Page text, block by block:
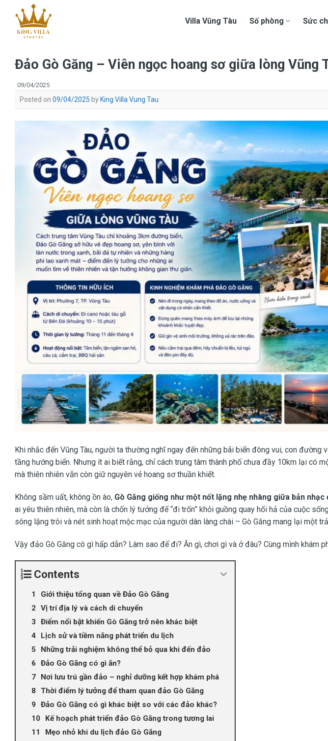
content
Villa Vũng Tàu Số phòng Sức
Đảo Gò Găng – Viên ngọc hoang sơ giữa lòng Vũng
09/04/2025
Posted on 09/04/2025 byKing Villa Vung Tau
Khi nhắc đến Vũng Tàu, người ta thường nghĩ ngay đến những bãi biển đông vui, con đường
tầng hướng biển. Nhưng ít ai biết rằng, chỉ cách trung tâm thành phố chưa đầy 10km lại có
mà thiên nhiên vẫn còn giữ nguyên vẻ hoang sơ thuần khiết.
Không sầm uất, không ồn ào, Gò Găng giống như một nốt lặng nhẹ nhàng giữa bản nhạc
ai yêu thiên nhiên, mà còn là chốn lý tưởng để “đi trốn” khỏi guồng quay hối hả của cuộc
sông lặng trôi và nét sinh hoạt mộc mạc của người dân làng chài – Gò Găng mang lại một
Vậy đảo Gò Găng có gì hấp dẫn? Làm sao để đi? Ăn gì, chơi gì và ở đâu? Cùng mình khám
Contents
Giới thiệu tổng quan về Đảo Gò Găng
Vị trí địa lý và cách di chuyển
Điểm nổi bật khiến Gò Găng trở nên khác biệt
Lịch sử và tiềm năng phát triển du lịch
Những trải nghiệm không thể bỏ qua khi đến đảo
Đảo Gò Găng có gì ăn?
Nơi lưu trú gần đảo – nghỉ dưỡng kết hợp khám phá
Thời điểm lý tưởng để tham quan đảo Gò Găng
Đảo Gò Găng có gì khác biệt so với các đảo khác?
Kế hoạch phát triển đảo Gò Găng trong tương lai
Mẹo nhỏ khi du lịch đảo Gò Găng